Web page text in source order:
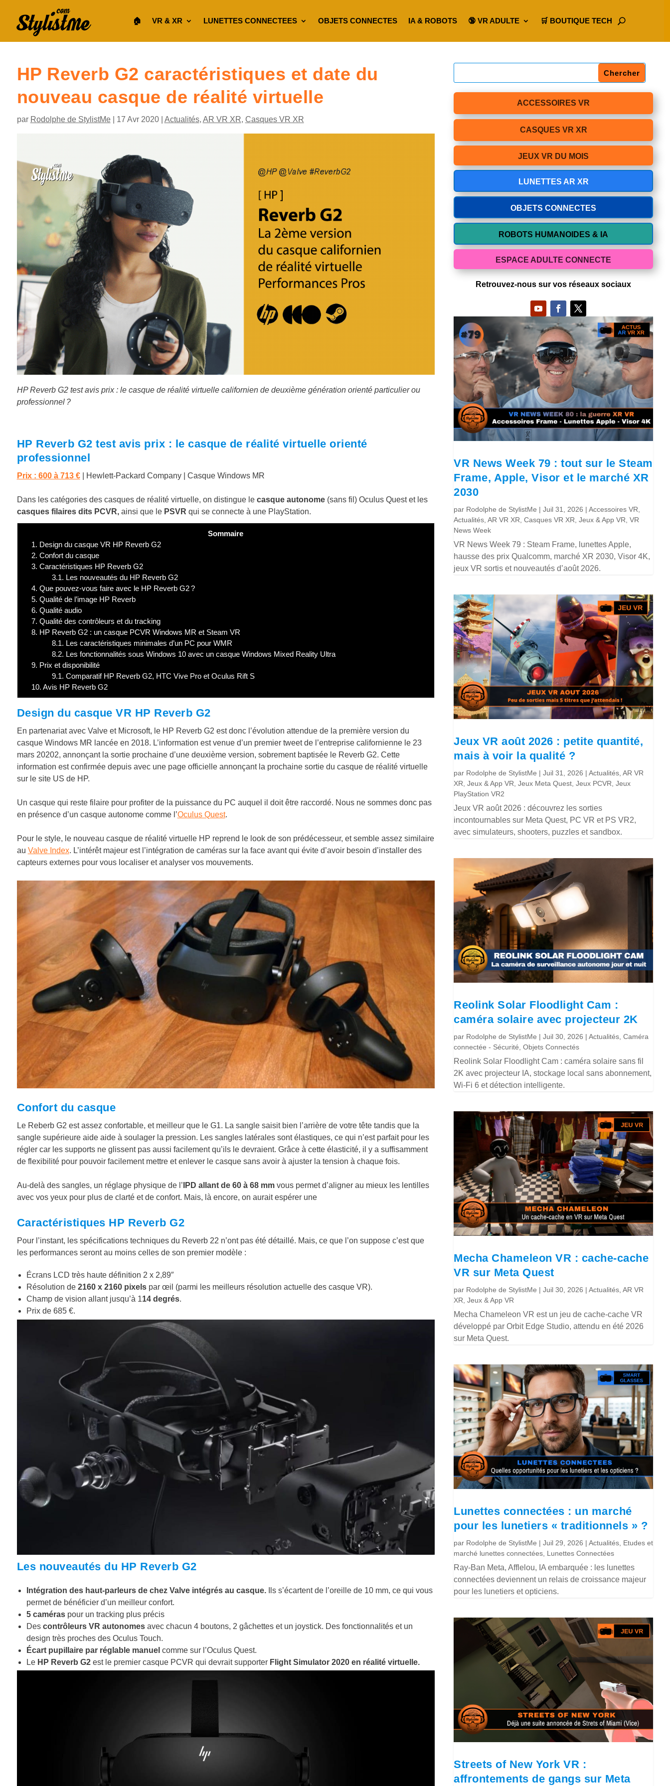
🏠︎ VR & XR LUNETTES CONNECTEES OBJETS CONNECTES IA & ROBOTS 🔞 VR ADULTE 🛒 BOUTIQUE TECH
HP Reverb G2 caractéristiques et date du
nouveau casque de réalité virtuelle
par Rodolphe de StylistMe| 17 Avr 2020| Actualités, AR VR XR, Casques VR XR
HP Reverb G2 test avis prix : le casque de réalité virtuelle californien de deuxième génération orienté particulier ou
professionnel ?
HP Reverb G2 test avis prix : le casque de réalité virtuelle orienté
professionnel
Prix : 600 à 713 € | Hewlett-Packard Company Casque Windows MR
Dans les catégories des casques de réalité virtuelle, on distingue le casque autonome(sans fil) Oculus Quest et les
casques filaires dits PCVR, ainsi que le PSVR qui se connecte à une PlayStation.
Sommaire
1. Design du casque VR HP Reverb G2
2. Confort du casque
3. Caractéristiques HP Reverb G2
3.1. Les nouveautés du HP Reverb G2
4. Que pouvez-vous faire avec le HP Reverb G2 ?
5. Qualité de l’image HP Reverb
6. Qualité audio
7. Qualité des contrôleurs et du tracking
8. HP Reverb G2 : un casque PCVR Windows MR et Steam VR
8.1. Les caractéristiques minimales d’un PC pour WMR
8.2. Les fonctionnalités sous Windows 10 avec un casque Windows Mixed Reality Ultra
9. Prix et disponibilité
9.1. Comparatif HP Reverb G2, HTC Vive Pro et Oculus Rift S
10. Avis HP Reverb G2
Design du casque VR HP Reverb G2
En partenariat avec Valve et Microsoft, le HP Reverb G2 est donc l’évolution attendue de la première version du
casque Windows MR lancée en 2018. L’information est venue d’un premier tweet de l’entreprise californienne le 23
mars 20202, annonçant la sortie prochaine d’une deuxième version, sobrement baptisée le Reverb G2. Cette
information est confirmée depuis avec une page officielle annonçant la prochaine sortie du casque de réalité virtuelle
sur le site US de HP.
Un casque qui reste filaire pour profiter de la puissance du PC auquel il doit être raccordé. Nous ne sommes donc pas
en présence d’un casque autonome comme l’Oculus Quest.
Pour le style, le nouveau casque de réalité virtuelle HP reprend le look de son prédécesseur, et semble assez similaire
au Valve Index. L’intérêt majeur est l’intégration de caméras sur la face avant qui évite d’avoir besoin d’installer des
capteurs externes pour vous localiser et analyser vos mouvements.
Confort du casque
Le Reberb G2 est assez confortable, et meilleur que le G1. La sangle saisit bien l’arrière de votre tête tandis que la
sangle supérieure aide aide à soulager la pression. Les sangles latérales sont élastiques, ce qui n’est parfait pour les
régler car les supports ne glissent pas aussi facilement qu’ils le devraient. Grâce à cette élasticité, il y a suffisamment
de flexibilité pour pouvoir facilement mettre et enlever le casque sans avoir à ajuster la tension à chaque fois.
Au-delà des sangles, un réglage physique de l’ IPD allant de 60 à 68 mmvous permet d’aligner au mieux les lentilles
avec vos yeux pour plus de clarté et de confort. Mais, là encore, on aurait espérer une
Caractéristiques HP Reverb G2
Pour l’instant, les spécifications techniques du Reverb 22 n’ont pas été détaillé. Mais, ce que l’on suppose c’est que
les performances seront au moins celles de son premier modèle :
Écrans LCD très haute définition 2 x 2,89″
Résolution de 2160 x 2160 pixelspar œil (parmi les meilleurs résolution actuelle des casque VR).
Champ de vision allant jusqu’à 114 degrés.
Prix de 685 €.
Les nouveautés du HP Reverb G2
Intégration des haut-parleurs de chez Valve intégrés au casque.
Ils s’écartent de l’oreille de 10 mm, ce qui vous
permet de bénéficier d’un meilleur confort.
5 caméraspour un tracking plus précis
Des contrôleurs VR autonomesavec chacun 4 boutons, 2 gâchettes et un joystick. Des fonctionnalités et un
design très proches des Oculus Touch.
Écart pupillaire par réglable manuel comme sur l’Oculus Quest.
LeHP Reverb G2est le premier casque PCVR qui devrait supporter Flight Simulator 2020 en réalité virtuelle.
ACCESSOIRES VR
CASQUES VR XR
JEUX VR DU MOIS
LUNETTES AR XR
OBJETS CONNECTES
ROBOTS HUMANOIDES & IA
ESPACE ADULTE CONNECTE
Retrouvez-nous sur vos réseaux sociaux
VR News Week 79 : tout sur le Steam
Frame, Apple, Visor et le marché XR
2030
par Rodolphe de StylistMe |Juil 31, 2026 |Accessoires VR
Actualités ,AR VR XR ,Casques VR XR ,Jeux & App VR ,VR
News Week
VR News Week 79 : Steam Frame, lunettes Apple,
hausse des prix Qualcomm, marché XR 2030, Visor 4K,
jeux VR sortis et nouveautés d’août 2026.
Jeux VR août 2026 : petite quantité,
mais à voir la qualité ?
par Rodolphe de StylistMe |Juil 31, 2026 |Actualités ,AR VR
XR ,Jeux & App VR ,Jeux Meta Quest ,Jeux PCVR ,Jeux
PlayStation VR2
Jeux VR août 2026 : découvrez les sorties
incontournables sur Meta Quest, PC VR et PS VR2,
avec simulateurs, shooters, puzzles et sandbox.
Reolink Solar Floodlight Cam :
caméra solaire avec projecteur 2K
par Rodolphe de StylistMe |Juil 30, 2026 |Actualités ,Caméra
connectée - Sécurité ,Objets Connectés
Reolink Solar Floodlight Cam : caméra solaire sans fil
2K avec projecteur IA, stockage local sans abonnement,
Wi-Fi 6 et détection intelligente.
Mecha Chameleon VR : cache-cache
VR sur Meta Quest
par Rodolphe de StylistMe |Juil 30, 2026 |Actualités ,AR VR
XR ,Jeux & App VR
Mecha Chameleon VR est un jeu de cache-cache VR
développé par Orbit Edge Studio, attendu en été 2026
sur Meta Quest.
Lunettes connectées : un marché
pour les lunetiers « traditionnels » ?
par Rodolphe de StylistMe |Juil 29, 2026 |Actualités Etudes et
marché lunettes connectées Lunettes Connectées
Ray-Ban Meta, Afflelou, IA embarquée : les lunettes
connectées deviennent un relais de croissance majeur
pour les lunetiers et opticiens.
Streets of New York VR :
affrontements de gangs sur Meta